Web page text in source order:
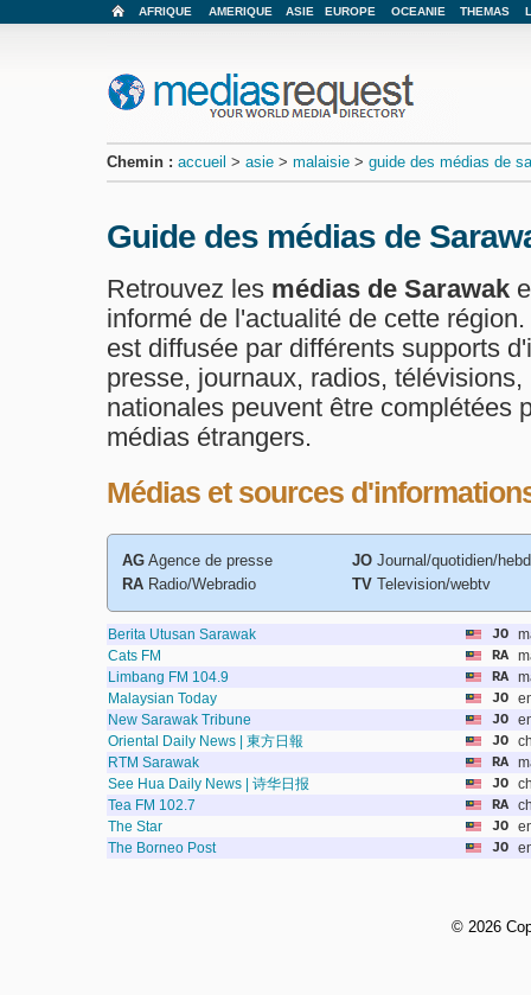
AFRIQUE AMERIQUE ASIE EUROPE OCEANIE THEMAS
Chemin : accueil > asie > malaisie > guide des médias de
Guide des médias de
Retrouvez les médias de Sarawak
informé de l'actualité de cette
est diffusée par différents supports
presse, journaux, radios,
nationales peuvent être complétées
médias étrangers.
Médias et sources
AG Agence de presse
RA Radio/Webradio
JO Journal/quotidien/
TV Television/webtv
Berita Utusan Sarawak JO
Cats FM
RA
Limbang FM 104.9
RA
Malaysian Today
JO
New Sarawak Tribune
JO
Oriental Daily News | 東方日報
JO
RTM Sarawak
RA
See Hua Daily News | 诗华日报
JO
Tea FM 102.7
RA
The Star
JO
The Borneo Post
JO
© 2026